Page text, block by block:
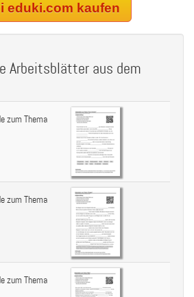
eduki.com kaufen
Arbeitsblätter aus dem
zum Thema
zum Thema
zum Thema